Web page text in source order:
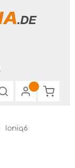
Ioniq6